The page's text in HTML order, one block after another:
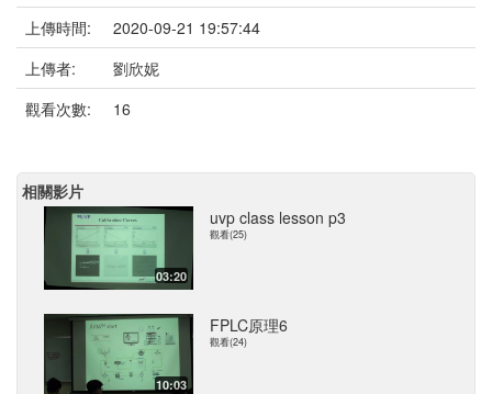
上傳時間:
2020-09-21 19:57:44
上傳者:
劉欣妮
觀看次數:
16
相關影片
03:20
uvp class lesson p3
觀看(25)
10:03
FPLC原理6
觀看(24)